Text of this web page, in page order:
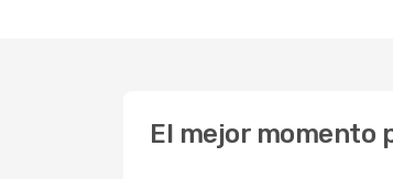
El mejor momento